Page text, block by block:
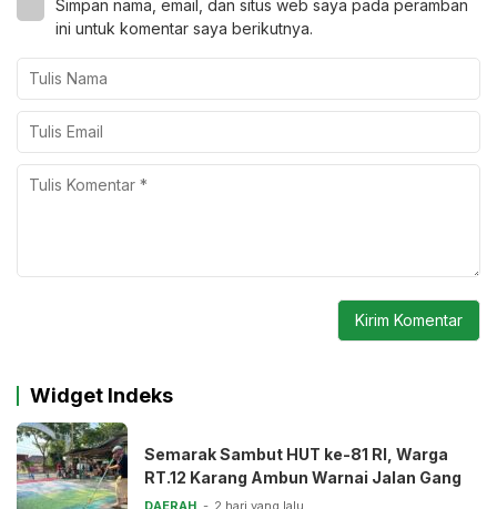
Simpan nama, email, dan situs web saya pada peramban
ini untuk komentar saya berikutnya.
Widget Indeks
Semarak Sambut HUT ke-81 RI, Warga
RT.12 Karang Ambun Warnai Jalan Gang